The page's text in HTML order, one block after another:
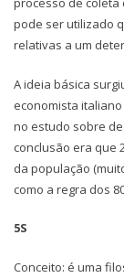
pode ser utilizado
relativas a um
A ideia básica
economista
no estudo sobre
conclusão era que
da população
como a regra dos
5S
Conceito: é uma